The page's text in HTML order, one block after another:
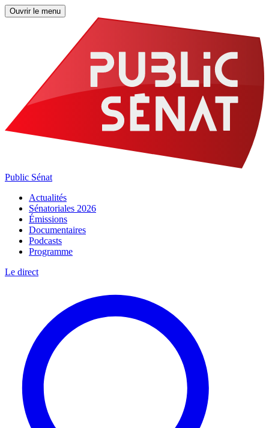
Ouvrir le menu
Public Sénat
Actualités
Sénatoriales 2026
Émissions
Documentaires
Podcasts
Programme
Le direct